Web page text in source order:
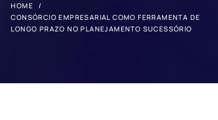
HOME
CONSÓRCIO EMPRESARIAL COMO FERRAMENTA DE
LONGO PRAZO NO PLANEJAMENTO SUCESSÓRIO